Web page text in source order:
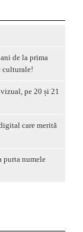
de la prima
culturale!
pe 20 și 21
care merită
purta numele